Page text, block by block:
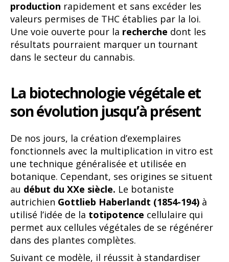
production rapidement et sans excéder les
valeurs permises de THC établies par la loi.
Une voie ouverte pour la recherche dont les
résultats pourraient marquer un tournant
dans le secteur du cannabis.
La biotechnologie végétale et
son évolution jusqu’à présent
De nos jours, la création d’exemplaires
fonctionnels avec la multiplication in vitro est
une technique généralisée et utilisée en
botanique. Cependant, ses origines se situent
au début du XXe siècle. Le botaniste
autrichien Gottlieb Haberlandt (1854-194) à
utilisé l’idée de la totipotence cellulaire qui
permet aux cellules végétales de se régénérer
dans des plantes complètes.
Suivant ce modèle, il réussit à standardiser